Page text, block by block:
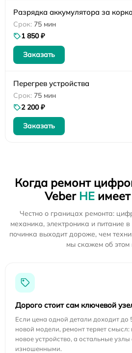
Разрядка аккумулятора за
75 мин
1 850 ₽
Заказать
Перегрев устройства
75 мин
2 200 ₽
Заказать
Когда ремонт
Veber НЕ
Честно о границах ремонта:
механика, электроника и питание
починка выходит дороже, чем
мы скажем об этом
Дорого стоит сам ключевой
Если цена одной детали доходит до
новой модели, ремонт теряет смысл:
новое устройство, а остальные узлы
изношенными.